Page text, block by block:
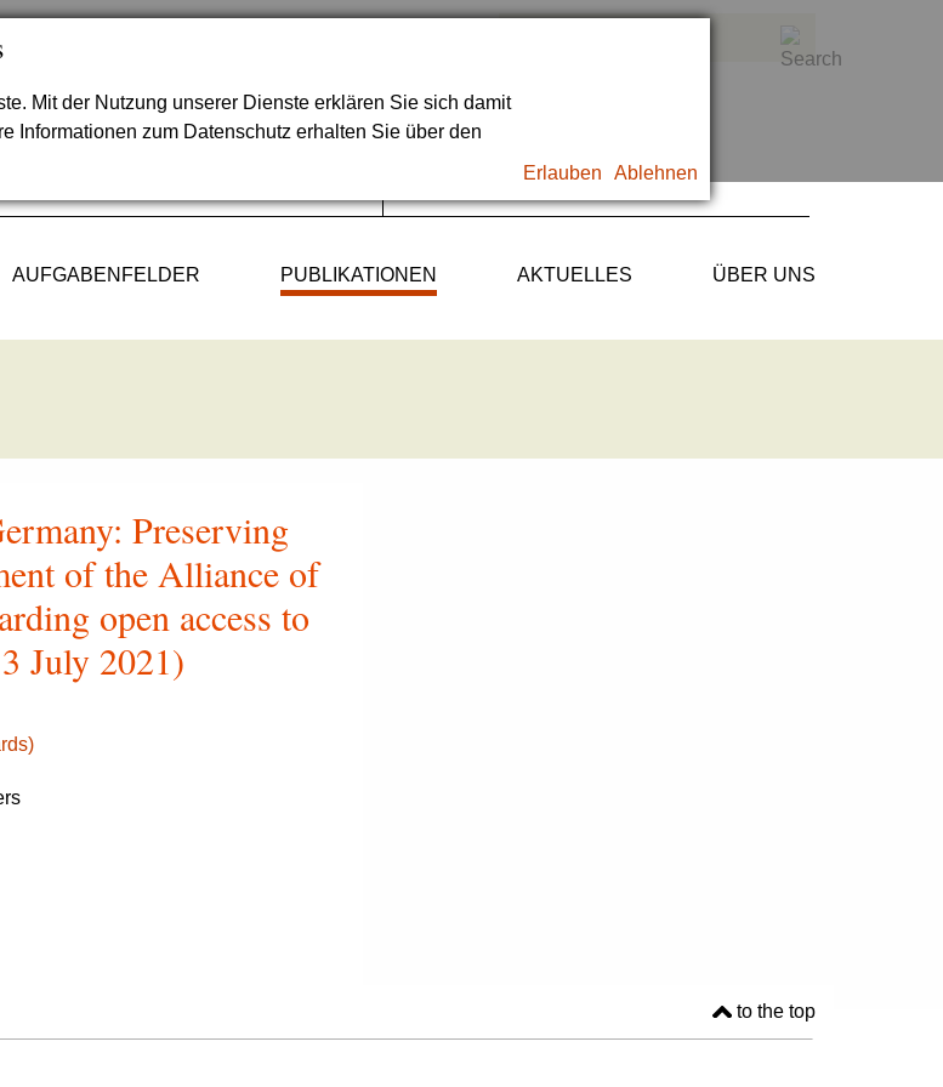
Mit der Nutzung unserer Dienste erklären Sie sich damit
Informationen zum Datenschutz erhalten Sie über den
Erlauben Ablehnen
AUFGABENFELDER PUBLIKATIONEN AKTUELLES ÜBER UNS
Preserving
of the Alliance of
open access to
July 2021)
to the top